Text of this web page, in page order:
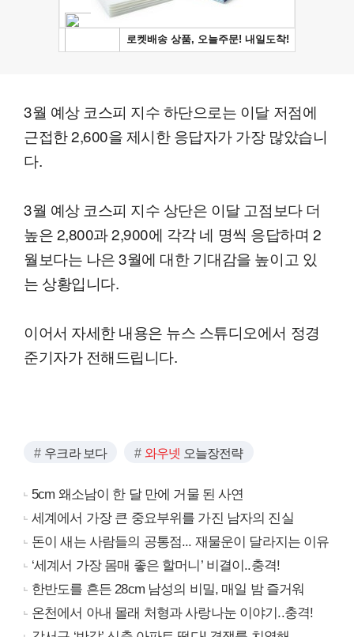
3월 예상 코스피 지수 하단으로는 이달 저점에
근접한 2,600을 제시한 응답자가 가장 많았습니
다.
3월 예상 코스피 지수 상단은 이달 고점보다 더
높은 2,800과 2,900에 각각 네 명씩 응답하며 2
월보다는 나은 3월에 대한 기대감을 높이고 있
는 상황입니다.
이어서 자세한 내용은 뉴스 스튜디오에서 정경
준기자가 전해드립니다.
우크라 보다 와우넷 오늘장전략
5cm 왜소남이 한 달 만에 거물 된 사연
세계에서 가장 큰 중요부위를 가진 남자의 진실
돈이 새는 사람들의 공통점... 재물운이 달라지는 이유
‘세계서 가장 몸매 좋은 할머니’ 비결이..충격!
한반도를 흔든 28cm 남성의 비밀, 매일 밤 즐거워
온천에서 아내 몰래 처형과 사랑나눈 이야기..충격!